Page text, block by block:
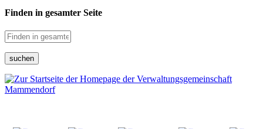
Finden in gesamter Seite
suchen